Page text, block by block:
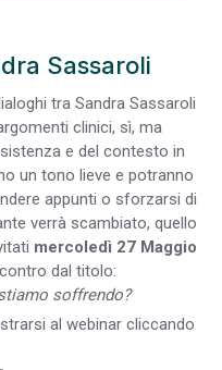
Sassaroli
tra Sandra Sassaroli
clinici, sì, ma
e del contesto in
un tono lieve e potranno
appunti o sforzarsi di
verrà scambiato, quello
mercoledì 27 Maggio
dal titolo:
soffrendo?
al webinar cliccando